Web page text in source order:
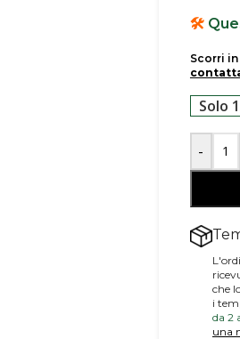
🛠️
Scorri
Solo
-
che
i
da 2
una